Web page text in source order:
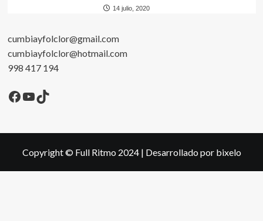
14 julio, 2020
cumbiayfolclor@gmail.com
cumbiayfolclor@hotmail.com
998 417 194
Facebook
YouTube
TikTok
Copyright © Full Ritmo 2024 | Desarrollado por bixelo